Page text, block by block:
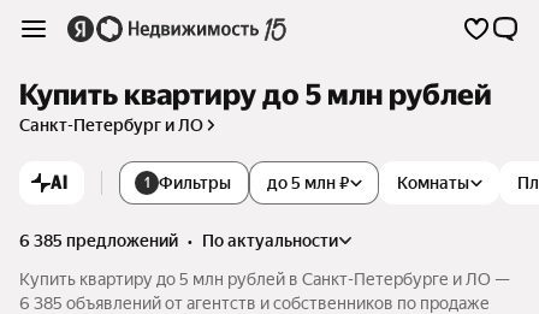
Купить квартиру до 5 млн рублей
Санкт-Петербург и ЛО
AI 1 Фильтры Комнаты
до 5 млн ₽
6 385 предложений •
по актуальности
Купить квартиру до 5 млн рублей в Санкт-Петербурге и ЛО —
6 385 объявлений от агентств и собственников по продаже